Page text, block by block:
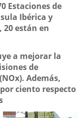
Estaciones de
Ibérica y
20 están en
a mejorar la
de
Además,
ciento respecto